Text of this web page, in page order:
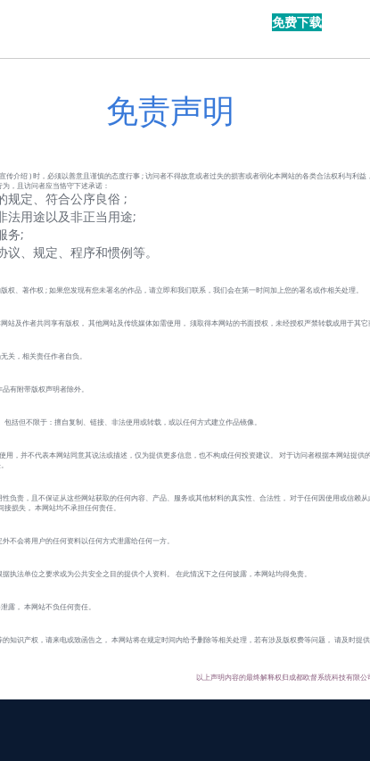
免费下载
免责声明
介绍 ) 时，必须以善意且谨慎的态度行事 ; 访问者不得故意或者过失的损害或者弱化本网站的各类合法权利与利益
，且访问者应当恪守下述承诺：
规定、符合公序良俗 ;
法用途以及非正当用途;
务;
、规定、程序和惯例等。
、著作权 ; 如果您发现有您未署名的作品，请立即和我们联系，我们会在第一时间加上您的署名或作相关处理。
及作者共同享有版权， 其他网站及传统媒体如需使用， 须取得本网站的书面授权，未经授权严禁转载或用于其它
关，相关责任作者自负。
有附带版权声明者除外。
括但不限于：擅自复制、链接、非法使用或转载，或以任何方式建立作品镜像。
，并不代表本网站同意其说法或描述，仅为提供更多信息，也不构成任何投资建议。 对于访问者根据本网站提供
负责，且不保证从这些网站获取的任何内容、产品、服务或其他材料的真实性、合法性， 对于任何因使用或信赖从
损失， 本网站均不承担任何责任。
不会将用户的任何资料以任何方式泄露给任何一方。
执法单位之要求或为公共安全之目的提供个人资料。 在此情况下之任何披露，本网站均得免责。
露， 本网站不负任何责任。
知识产权，请来电或致函告之， 本网站将在规定时间内给予删除等相关处理，若有涉及版权费等问题， 请及时提
以上声明内容的最终解释权归成都欧督系统科技有限公